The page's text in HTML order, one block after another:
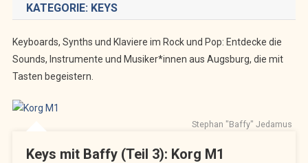
KATEGORIE: KEYS
Keyboards, Synths und Klaviere im Rock und Pop: Entdecke die
Sounds, Instrumente und Musiker*innen aus Augsburg, die mit
Tasten begeistern.
Stephan "Baffy" Jedamus
Keys mit Baffy (Teil 3): Korg M1